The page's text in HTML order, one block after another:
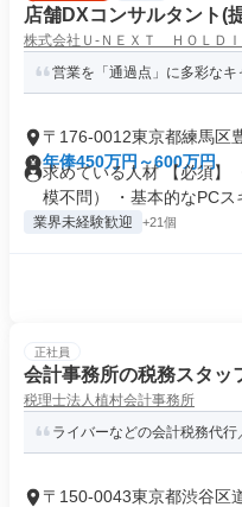
店舗DXコンサルタント(
株式会社Ｕ‐ＮＥＸＴ ＨＯＬＤＩ
営業を「通過点」に多彩な
〒176-0012東京都練馬区
年俸450万円～600万円
求めている人材 【必須】
模不問） ・基本的なPCス
業界未経験歓迎 +21個
正社員
会計事務所の税務スタッ
税理士法人植村会計事務所
ライバーなどの会計税務代
〒150-0043東京都渋谷区